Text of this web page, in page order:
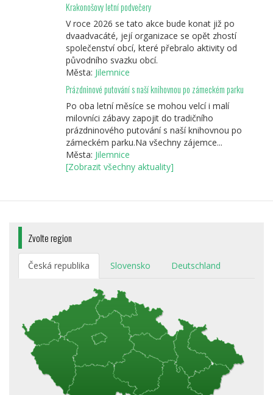
Krakonošovy letní podvečery
V roce 2026 se tato akce bude konat již po
dvaadvacáté, její organizace se opět zhostí
společenství obcí, které přebralo aktivity od
původního svazku obcí.
Města: Jilemnice
Prázdninové putování s naší knihovnou po zámeckém parku
Po oba letní měsíce se mohou velcí i malí
milovníci zábavy zapojit do tradičního
prázdninového putování s naší knihovnou po
zámeckém parku.Na všechny zájemce...
Města: Jilemnice
[Zobrazit všechny aktuality]
Zvolte region
Česká republika Slovensko Deutschland